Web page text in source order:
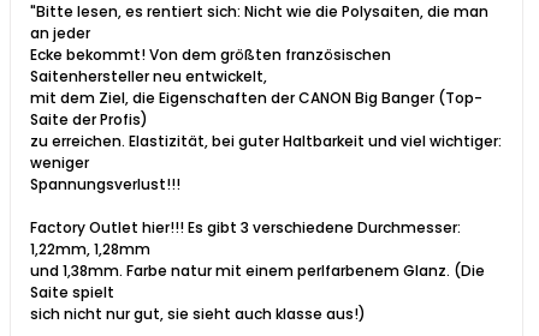
"Bitte lesen, es rentiert sich: Nicht wie die Polysaiten, die man
an jeder
Ecke bekommt! Von dem größten französischen
Saitenhersteller neu entwickelt,
mit dem Ziel, die Eigenschaften der CANON Big Banger (Top-
Saite der Profis)
zu erreichen. Elastizität, bei guter Haltbarkeit und viel wichtiger:
weniger
Spannungsverlust!!!
Factory Outlet hier!!! Es gibt 3 verschiedene Durchmesser:
1,22mm, 1,28mm
und 1,38mm. Farbe natur mit einem perlfarbenem Glanz. (Die
Saite spielt
sich nicht nur gut, sie sieht auch klasse aus!)